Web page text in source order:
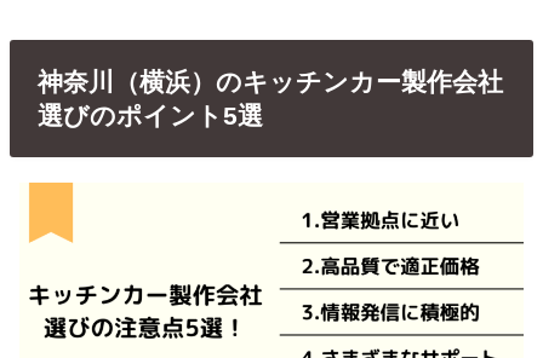
神奈川（横浜）のキッチンカー製作会社
選びのポイント5選